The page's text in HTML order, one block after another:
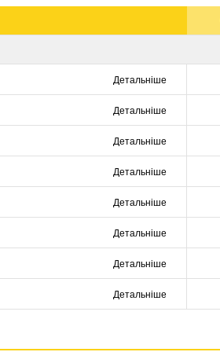
Детальніше
Детальніше
Детальніше
Детальніше
Детальніше
Детальніше
Детальніше
Детальніше